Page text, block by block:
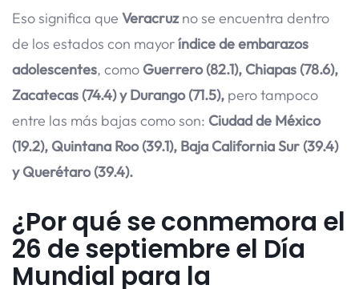
Eso significa que Veracruzno se encuentra dentro
de los estados con mayoríndice de embarazos
adolescentes, como Guerrero (82.1), Chiapas (78.6),
Zacatecas (74.4) y Durango (71.5), pero tampoco
entre las más bajas como son: Ciudad de México
(19.2), Quintana Roo (39.1), Baja California Sur (39.4)
y Querétaro (39.4).
¿Por qué se conmemora el
26 de septiembre el Día
Mundial para la